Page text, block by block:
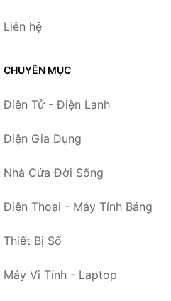
Liên hệ
CHUYÊN MỤC
Điện Tử - Điện Lạnh
Điện Gia Dụng
Nhà Cửa Đời Sống
Điện Thoại - Máy Tính Bảng
Thiết Bị Số
Máy Vi Tính - Laptop